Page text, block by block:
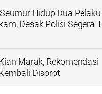
Hidup Dua
Desak Polisi Segera
Marak, Rekomendasi
Disorot